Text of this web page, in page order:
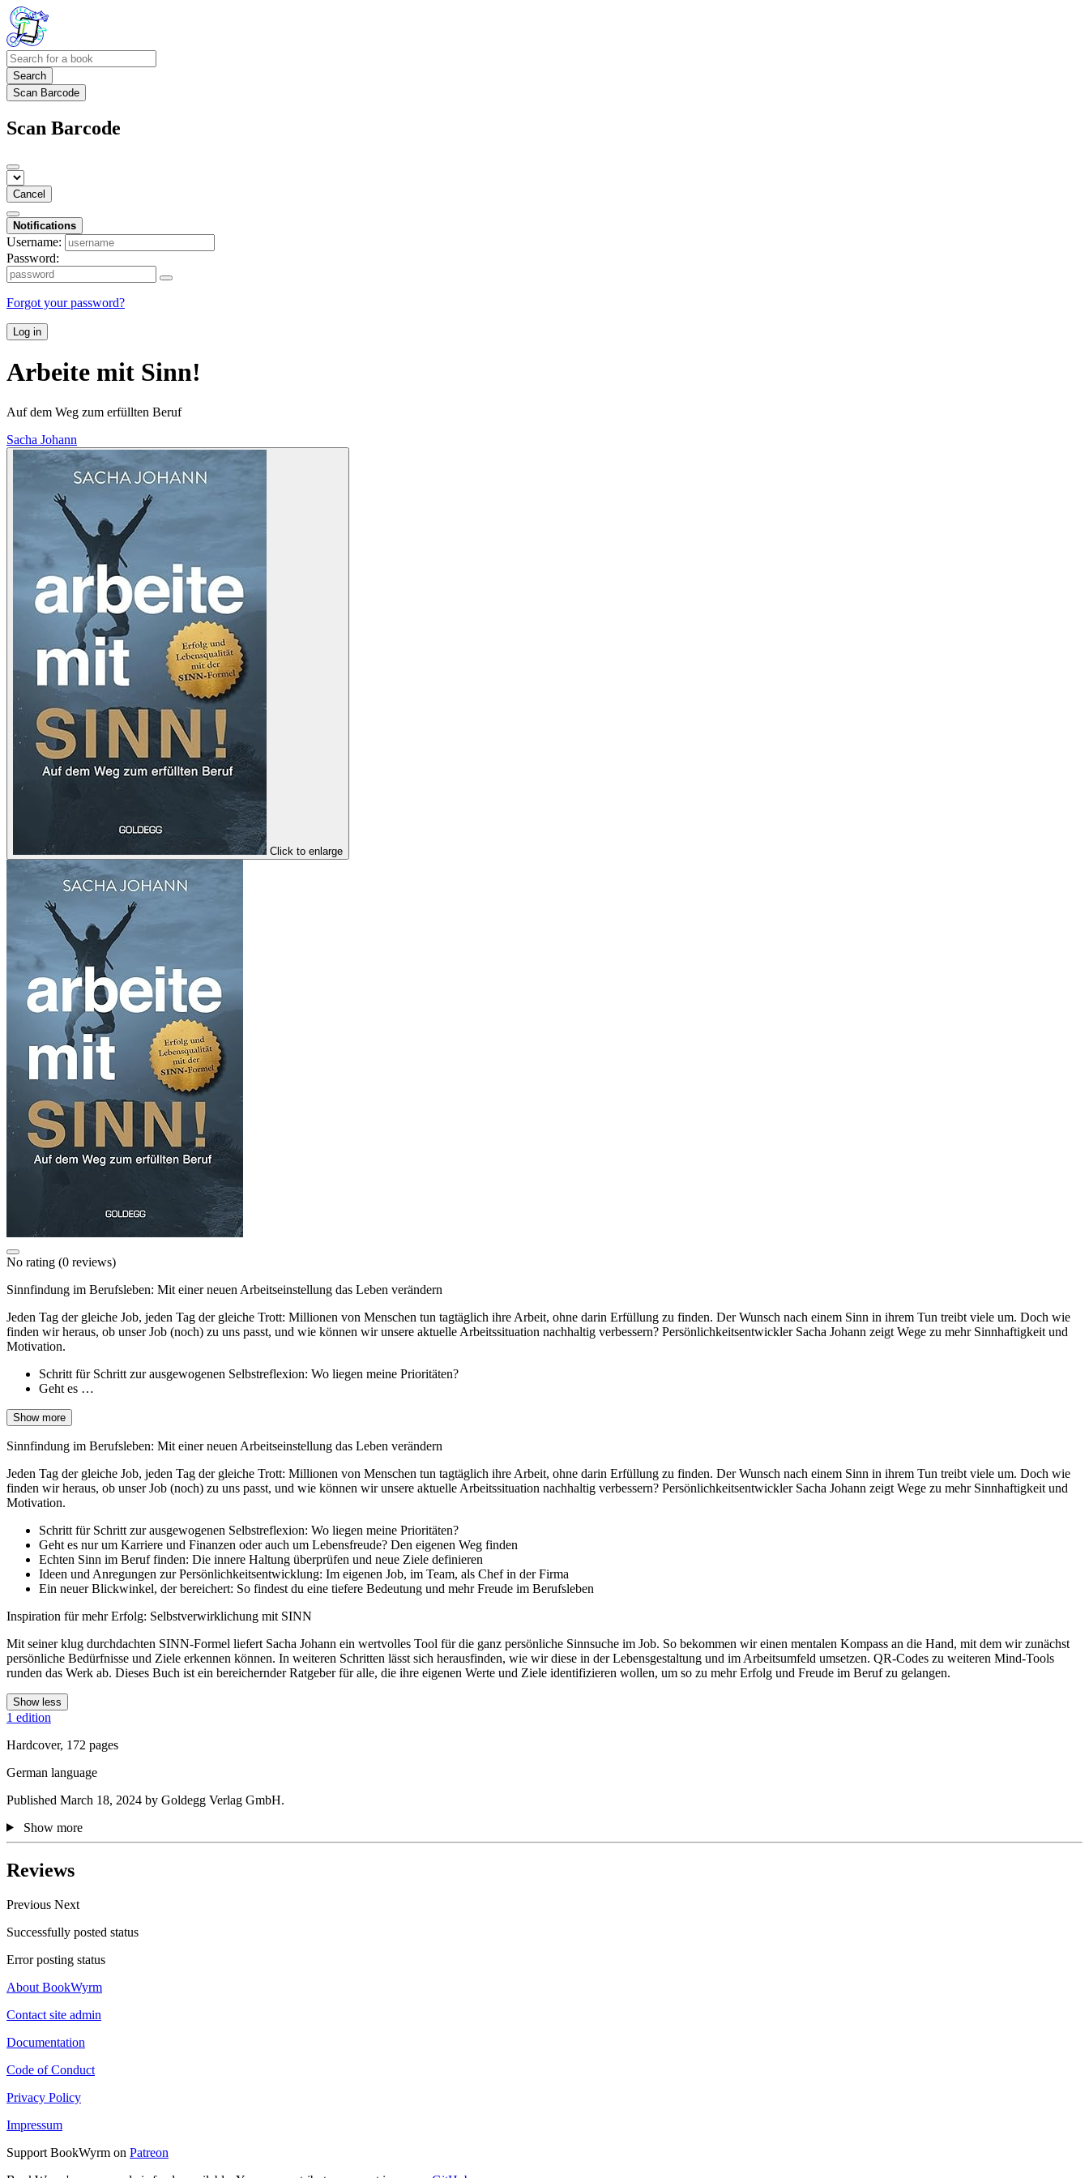
Search
Scan Barcode
Scan Barcode
Cancel
Notifications
Username:
Password:
Forgot your password?
Log in
Arbeite mit Sinn!
Auf dem Weg zum erfüllten Beruf
Sacha Johann
Click to enlarge
No rating (0 reviews)
Sinnfindung im Berufsleben: Mit einer neuen Arbeitseinstellung das Leben verändern
Jeden Tag der gleiche Job, jeden Tag der gleiche Trott: Millionen von Menschen tun tagtäglich ihre Arbeit, ohne darin Erfüllung zu finden. Der Wunsch nach einem Sinn in ihrem Tun treibt viele um. Doch wie
finden wir heraus, ob unser Job (noch) zu uns passt, und wie können wir unsere aktuelle Arbeitssituation nachhaltig verbessern? Persönlichkeitsentwickler Sacha Johann zeigt Wege zu mehr Sinnhaftigkeit und
Motivation.
Schritt für Schritt zur ausgewogenen Selbstreflexion: Wo liegen meine Prioritäten?
Geht es …
Show more
Sinnfindung im Berufsleben: Mit einer neuen Arbeitseinstellung das Leben verändern
Jeden Tag der gleiche Job, jeden Tag der gleiche Trott: Millionen von Menschen tun tagtäglich ihre Arbeit, ohne darin Erfüllung zu finden. Der Wunsch nach einem Sinn in ihrem Tun treibt viele um. Doch wie
finden wir heraus, ob unser Job (noch) zu uns passt, und wie können wir unsere aktuelle Arbeitssituation nachhaltig verbessern? Persönlichkeitsentwickler Sacha Johann zeigt Wege zu mehr Sinnhaftigkeit und
Motivation.
Schritt für Schritt zur ausgewogenen Selbstreflexion: Wo liegen meine Prioritäten?
Geht es nur um Karriere und Finanzen oder auch um Lebensfreude? Den eigenen Weg finden
Echten Sinn im Beruf finden: Die innere Haltung überprüfen und neue Ziele definieren
Ideen und Anregungen zur Persönlichkeitsentwicklung: Im eigenen Job, im Team, als Chef in der Firma
Ein neuer Blickwinkel, der bereichert: So findest du eine tiefere Bedeutung und mehr Freude im Berufsleben
Inspiration für mehr Erfolg: Selbstverwirklichung mit SINN
Mit seiner klug durchdachten SINN-Formel liefert Sacha Johann ein wertvolles Tool für die ganz persönliche Sinnsuche im Job. So bekommen wir einen mentalen Kompass an die Hand, mit dem wir zunächst
persönliche Bedürfnisse und Ziele erkennen können. In weiteren Schritten lässt sich herausfinden, wie wir diese in der Lebensgestaltung und im Arbeitsumfeld umsetzen. QR-Codes zu weiteren Mind-Tools
runden das Werk ab. Dieses Buch ist ein bereichernder Ratgeber für alle, die ihre eigenen Werte und Ziele identifizieren wollen, um so zu mehr Erfolg und Freude im Beruf zu gelangen.
Show less
1 edition
Hardcover, 172 pages
German language
Published March 18, 2024 by Goldegg Verlag GmbH.
Show more
Reviews
Previous Next
Successfully posted status
Error posting status
About BookWyrm
Contact site admin
Documentation
Code of Conduct
Privacy Policy
Impressum
Support BookWyrm on Patreon